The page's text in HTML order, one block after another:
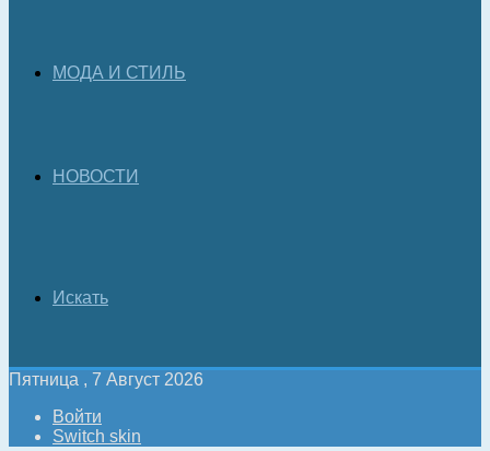
МОДА И СТИЛЬ
НОВОСТИ
Искать
Пятница , 7 Август 2026
Войти
Switch skin